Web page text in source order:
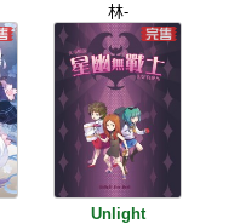
林-
Unlight